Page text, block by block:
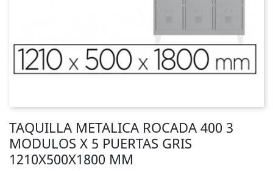
TAQUILLA METALICA ROCADA 400 3
MODULOS X 5 PUERTAS GRIS
1210X500X1800 MM